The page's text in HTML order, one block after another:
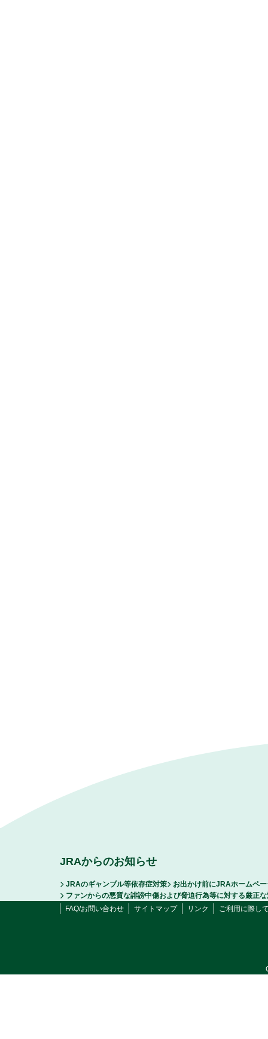
JRAからのお知らせ
JRAのギャンブル等依存症対策
お出かけ前にJRAホームペ
ファンからの悪質な誹謗中傷および脅迫行為等に対する厳正
FAQ/お問い合わせ
サイトマップ リンク ご利用に際し